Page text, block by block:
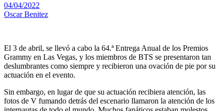
04/04/2022
Oscar Benitez
El 3 de abril, se llevó a cabo la 64.ª Entrega Anual de los Premios
Grammy en Las Vegas, y los miembros de BTS se presentaron tan
deslumbrantes como siempre y recibieron una ovación de pie por su
actuación en el evento.
Sin embargo, en lugar de que su actuación recibiera atención, las
fotos de V fumando detrás del escenario llamaron la atención de los